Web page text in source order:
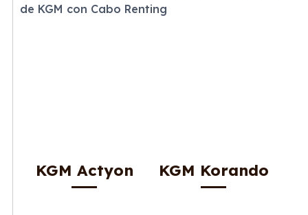
de KGM con Cabo Renting
KGM Actyon KGM Korando